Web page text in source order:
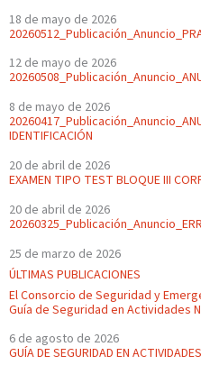
18 de mayo de 2026
12 de mayo de 2026
8 de mayo de 2026
IDENTIFICACIÓN
20 de abril de 2026
EXAMEN TIPO TEST BLOQUE III
20 de abril de 2026
25 de marzo de 2026
ÚLTIMAS PUBLICACIONES
El Consorcio de Seguridad y
Guía de Seguridad en Actividades
6 de agosto de 2026
GUÍA DE SEGURIDAD EN